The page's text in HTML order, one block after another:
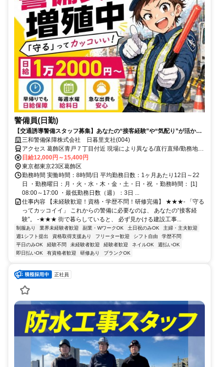
警備員(日勤)
【交通誘導警備スタッフ募集】あなたの“接客経験”や“気配り”が活かせ
ます！
三和警備保障株式会社 日暮里支社(004)
アクセス 葛飾区青戸７丁目付近 現場により異なる/直行直帰/勤務地相
談可 ■電話面接■来社不要■即日勤務
日給12,000円～15,400円
東京都東京23区葛飾区
勤務時間 実働時間：8時間/日 平均勤務日数：1ヶ月あたり12日～22
日 ・勤務曜日：月・火・水・木・金・土・日・祝 ・勤務時間： [1]
08:00～17:00 ・最低勤務日数（週）：3日 ...
仕事内容 【未経験歓迎！資格・学歴不問！研修完備】 ★★★- 「守る
ってカッコイイ」 これからの警備に必要なのは、 あなたの“接客経
験”。 -★★★ 街で暮らしていると、 必ず見かける建設工事...
制服あり 業界未経験者歓迎 副業・WワークOK 土日祝のみOK
主婦・主夫歓迎
週1シフト提出
資格取得支援あり フリーター歓迎 シフト自由
学歴不問
平日のみOK
経験不問 未経験者歓迎 経験者歓迎 ネイルOK
週払いOK
即日払いOK
有資格者歓迎 研修あり ブランクOK
正社員